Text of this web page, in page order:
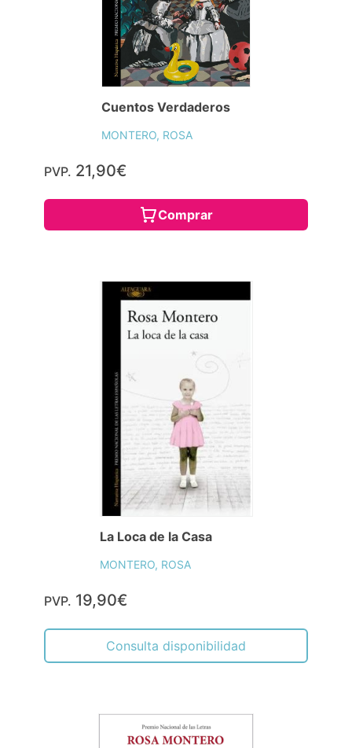
Cuentos Verdaderos
MONTERO, ROSA
PVP. 21,90€
Comprar
La Loca de la Casa
MONTERO, ROSA
PVP. 19,90€
Consulta disponibilidad